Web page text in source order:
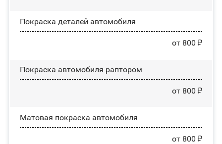
Покраска деталей автомобиля
от 800 ₽
Покраска автомобиля раптором
от 800 ₽
Матовая покраска автомобиля
от 800 ₽